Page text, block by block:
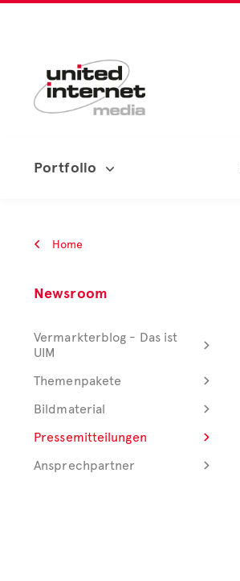
Portfolio
Home
Newsroom
Vermarkterblog - Das ist
UIM
Themenpakete
Bildmaterial
Pressemitteilungen
Ansprechpartner